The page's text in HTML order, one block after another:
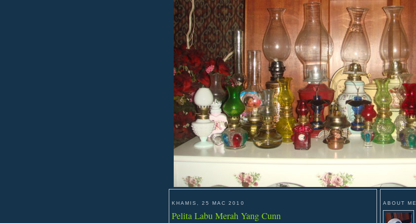
KHAMIS, 25 MAC 2010
Pelita Labu Merah Yang Cunn
ABOUT ME